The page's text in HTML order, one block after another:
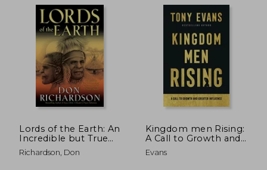
Lords of the Earth: An
Incredible but True
Story From the
Stone-Age Hell of
Richardson, Don
Kingdom men Rising:
A Call to Growth and
Greater Influence (en
Inglés)
Evans